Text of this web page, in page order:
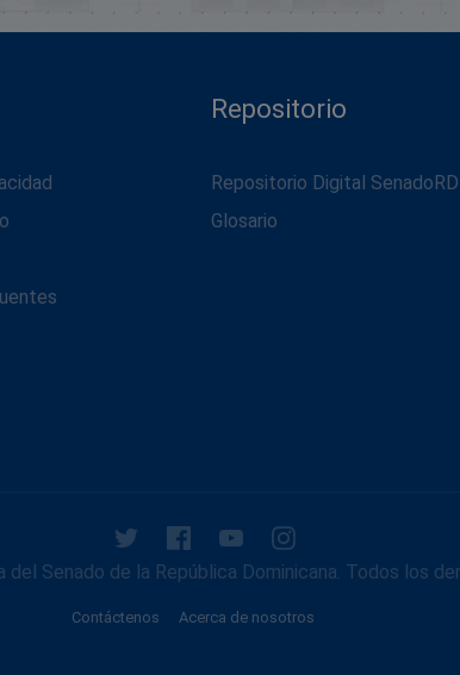
Repositorio
Repositorio Digital SenadoRD
Glosario
Senado de la República Dominicana. Todos los
Contáctenos Acerca de nosotros